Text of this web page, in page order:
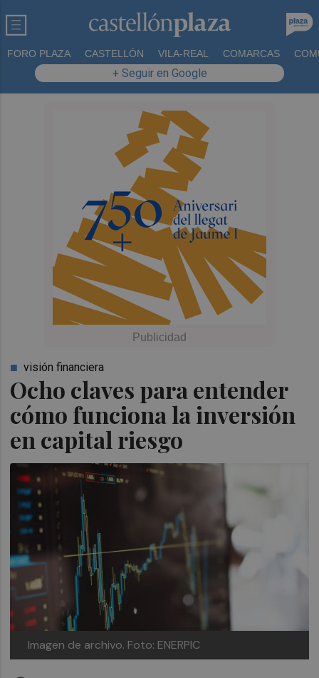
FORO PLAZA CASTELLÓN VILA-REAL COMARCAS
+ Seguir en Google
Ocho claves para entender
cómo funciona la inversión
en capital riesgo
visión financiera
Imagen de archivo. Foto: ENERPIC